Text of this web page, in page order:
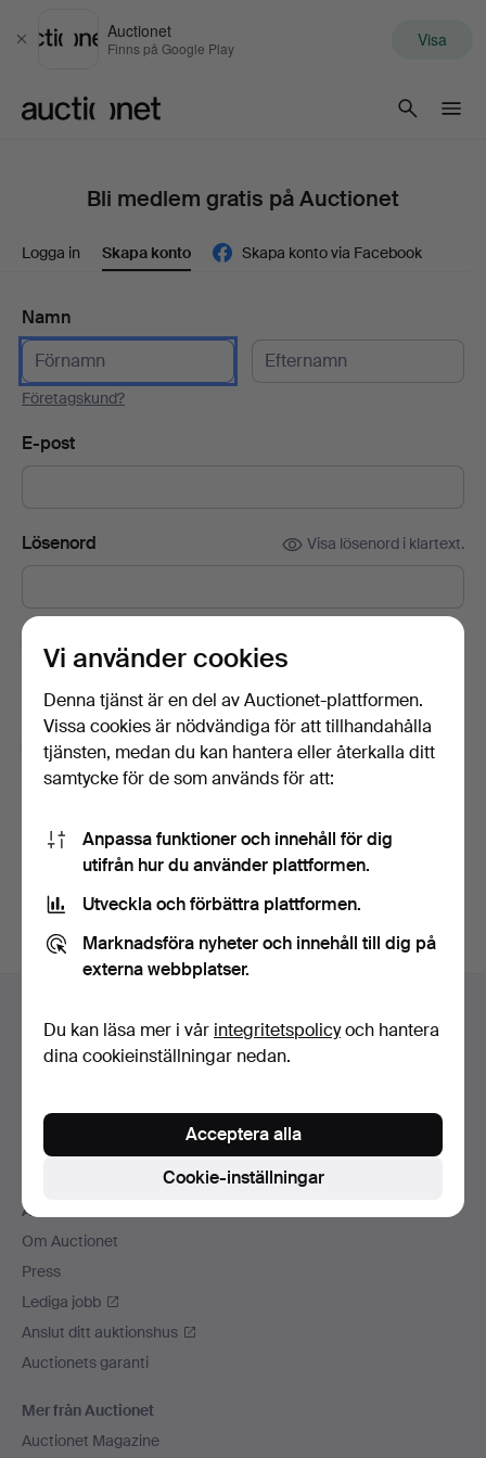
Stäng
Auctionet
Finns på Google Play Visa
Bli medlem gratis på Auctionet
Logga in Skapa konto Skapa konto via Facebook
Namn
Företagskund?
E-post
Lösenord Visa lösenord i klartext.
Prenumerera på Auctionets nyhetsbrev.
ångrar dig kan du enkelt avsluta prenumerationen.
Jag är över 18 år och jag godkänner
användarvillkoren,köpvillkorensamt bekräftar att jag
Skapa konto
Kontakta support
Sociala medier
Auctionet
Om Auctionet
Press
Lediga jobb
Anslut ditt auktionshus
Auctionets garanti
Mer från Auctionet
Auctionet Magazine
Vi använder cookies
Denna tjänst är en del av Auctionet-plattformen.
Vissa cookies är nödvändiga för att tillhandahålla
tjänsten, medan du kan hantera eller återkalla ditt
samtycke för de som används för att:
Anpassa funktioner och innehåll för dig
utifrån hur du använder plattformen.
Utveckla och förbättra plattformen.
Marknadsföra nyheter och innehåll till dig på
externa webbplatser.
Du kan läsa mer i vår integritetspolicyoch hantera
dina cookieinställningar nedan.
Cookie-inställningar
Acceptera alla